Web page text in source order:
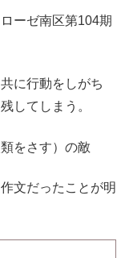
ーゼ南区第104期
に行動をしがち
してしまう。
をさす）の敵
文だったことが明